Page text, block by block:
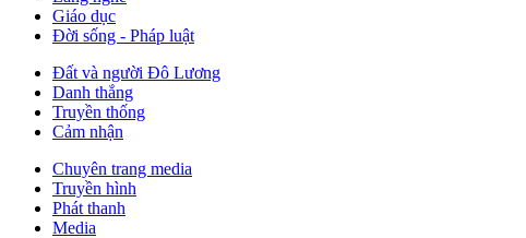
Giáo dục
Đời sống - Pháp luật
Đất và người Đô Lương
Danh thắng
Truyền thống
Cảm nhận
Chuyên trang media
Truyền hình
Phát thanh
Media